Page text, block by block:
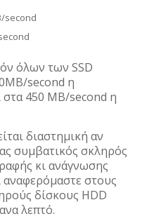
second
όλων των SSD
second η
450 ΜΒ/second η
διαστημική αν
συμβατικός σκληρός
κι ανάγνωσης
στους
δίσκους HDD
λεπτό.